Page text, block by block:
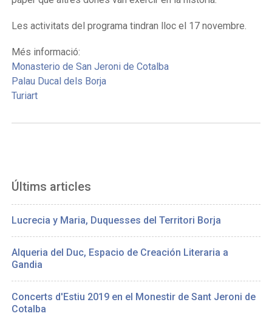
Les activitats del programa tindran lloc el 17 novembre.
Més informació:
Monasterio de San Jeroni de Cotalba
Palau Ducal dels Borja
Turiart
Últims articles
Lucrecia y Maria, Duquesses del Territori Borja
Alqueria del Duc, Espacio de Creación Literaria a
Gandia
Concerts d'Estiu 2019 en el Monestir de Sant Jeroni de
Cotalba